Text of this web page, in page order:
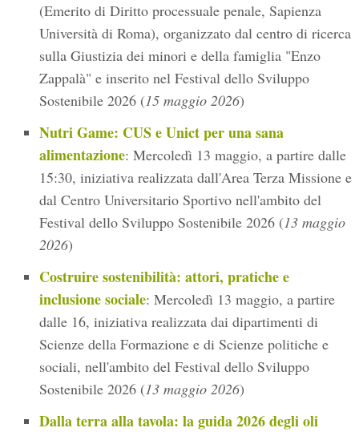
(Emerito di Diritto processuale penale, Sapienza
Università di Roma), organizzato dal centro di ricerca
sulla Giustizia dei minori e della famiglia "Enzo
Zappalà" e inserito nel Festival dello Sviluppo
Sostenibile 2026 (15 maggio 2026)
Nutri Game: CUS e Unict per una sana
alimentazione: Mercoledì 13 maggio, a partire dalle
15:30, iniziativa realizzata dall'Area Terza Missione e
dal Centro Universitario Sportivo nell'ambito del
Festival dello Sviluppo Sostenibile 2026 (13 maggio
2026)
Costruire sostenibilità: attori, pratiche e
inclusione sociale: Mercoledì 13 maggio, a partire
dalle 16, iniziativa realizzata dai dipartimenti di
Scienze della Formazione e di Scienze politiche e
sociali, nell'ambito del Festival dello Sviluppo
Sostenibile 2026 (13 maggio 2026)
Dalla terra alla tavola: la guida 2026 degli oli